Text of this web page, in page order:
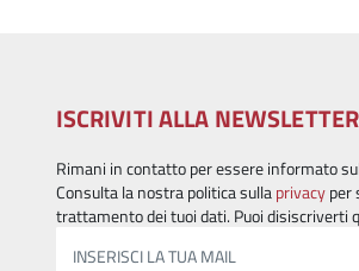
ISCRIVITI ALLA NEWSLETTER
Rimani in contatto per essere informato
Consulta la nostra politica sullaprivacyper
trattamento dei tuoi dati. Puoi disiscriverti
INSERISCI LA TUA MAIL